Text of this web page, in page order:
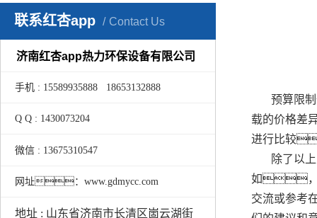
联系红杏app Contact Us
济南红杏app热力环保设备有限公司
手机 : 15589935888 18653132888
Q Q : 1430073204
微信 : 13675310547
网址：www.gdmycc.com
地址 : 山东省济南市长清区崮云湖街
预算限
载的价格差
进行比较
除了以
如，
交流或参